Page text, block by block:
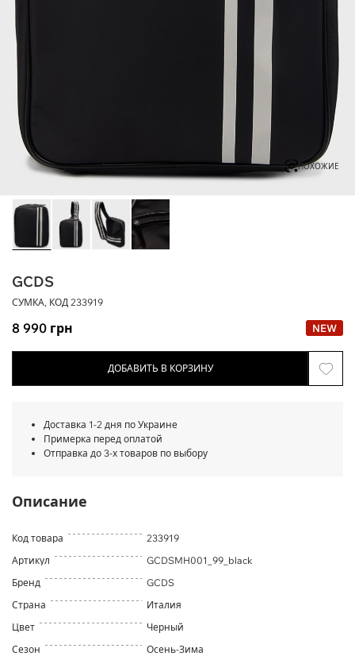
ПОХОЖИЕ
GCDS
СУМКА, КОД 233919
8 990 грн NEW
ДОБАВИТЬ В КОРЗИНУ
Доставка 1-2 дня по Украине
Примерка перед оплатой
Отправка до 3-х товаров по выбору
Описание
Код товара
233919
Артикул
GCDSMH001_99_black
Бренд
GCDS
Страна
Италия
Цвет
Черный
Сезон
Осень-Зима